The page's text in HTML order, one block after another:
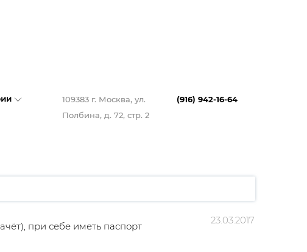
109383 г. Москва, ул.
Полбина, д. 72, стр. 2
(916) 942-16-64
23.03.2017
при себе иметь паспорт